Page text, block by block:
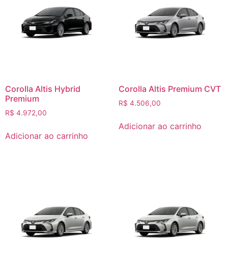
Corolla Altis Hybrid
Premium
R$ 4.972,00
Adicionar ao carrinho
Corolla Altis Premium CVT
R$ 4.506,00
Adicionar ao carrinho